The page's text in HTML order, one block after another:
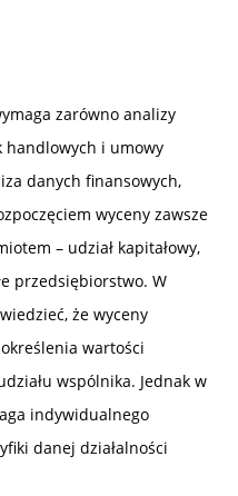
zarówno analizy
handlowych i umowy
danych finansowych,
wyceny zawsze
– udział kapitałowy,
przedsiębiorstwo. W
że wyceny
wartości
wspólnika. Jednak w
indywidualnego
danej działalności